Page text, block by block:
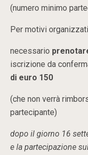
(numero minimo
Per motivi
necessario
iscrizione da
di euro 150
(che non verrà
partecipante)
dopo il giorno 16
e la partecipazione